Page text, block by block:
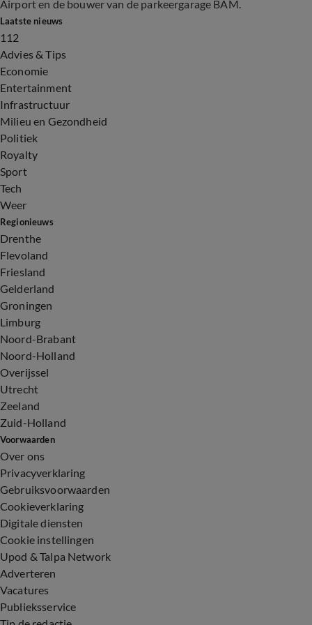
Airport en de bouwer van de parkeergarage BAM.
Laatste nieuws
112
Advies & Tips
Economie
Entertainment
Infrastructuur
Milieu en Gezondheid
Politiek
Royalty
Sport
Tech
Weer
Regionieuws
Drenthe
Flevoland
Friesland
Gelderland
Groningen
Limburg
Noord-Brabant
Noord-Holland
Overijssel
Utrecht
Zeeland
Zuid-Holland
Voorwaarden
Over ons
Privacyverklaring
Gebruiksvoorwaarden
Cookieverklaring
Digitale diensten
Cookie instellingen
Upod & Talpa Network
Adverteren
Vacatures
Publieksservice